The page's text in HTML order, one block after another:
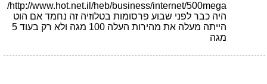
http://www.hot.net.il/heb/business/internet/500mega/
היה כבר לפני שבוע פרסומות בטלוזיה זה נחמד אם הוט
הייתה מעלה את מהירות העלה 100 מגה ולא רק בעוד 5
מגה